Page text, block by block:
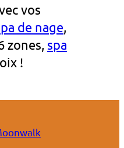
vos
de nage,
zones, spa
!